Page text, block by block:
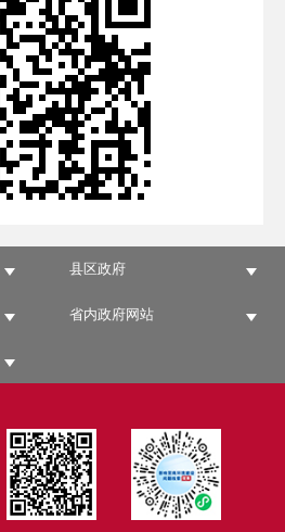
县区政府
省内政府网站